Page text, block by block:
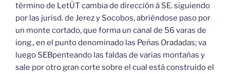
término de LetÚT cambia de dirección á SE. siguiendo
por las jurisd. de Jerez y Socobos, abriéndose paso por
un monte cortado, que forma un canal de 56 varas de
iong., en el punto denominado las Peñas Oradadas; va
luego SEBpenteando las faldas de varias montañas y
sale por otro gran corte sobre el cual está construido el